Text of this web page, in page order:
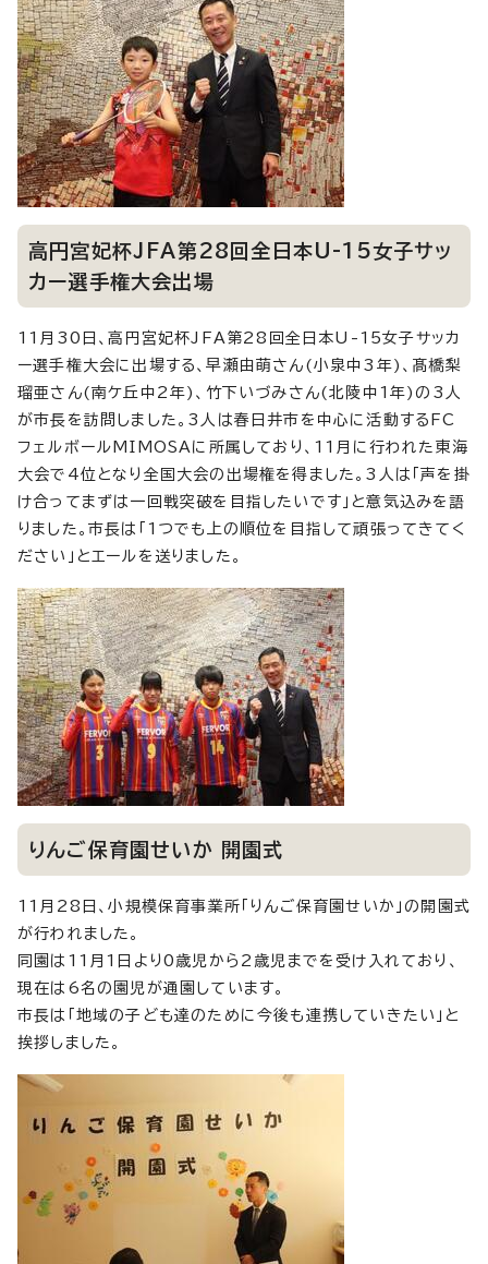
高円宮妃杯JFA第28回全日本U-15女子サッ
カー選手権大会出場
11月30日、高円宮妃杯JFA第28回全日本U-15女子サッカ
ー選手権大会に出場する、早瀬由萌さん(小泉中3年)、髙橋梨
瑠亜さん(南ケ丘中2年)、竹下いづみさん(北陵中1年)の3人
が市長を訪問しました。3人は春日井市を中心に活動するFC
フェルボールMIMOSAに所属しており、11月に行われた東海
大会で4位となり全国大会の出場権を得ました。3人は「声を掛
け合ってまずは一回戦突破を目指したいです」と意気込みを語
りました。市長は「1つでも上の順位を目指して頑張ってきてく
ださい」とエールを送りました。
りんご保育園せいか 開園式
11月28日、小規模保育事業所「りんご保育園せいか」の開園式
が行われました。
同園は11月1日より0歳児から2歳児までを受け入れており、
現在は6名の園児が通園しています。
市長は「地域の子ども達のために今後も連携していきたい」と
挨拶しました。